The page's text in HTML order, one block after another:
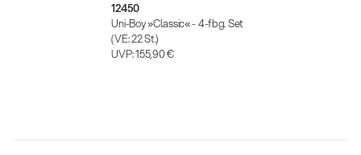
12450
Uni-Boy »Classic« - 4-fbg. Set
(VE: 22 St.)
UVP:155,90 €